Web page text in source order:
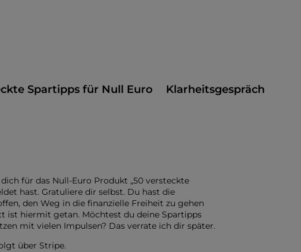
Spartipps für Null Euro Klarheitsgespräch
für das Null-Euro Produkt „50 versteckte
hast. Gratuliere dir selbst. Du hast die
den Weg in die finanzielle Freiheit zu gehen
ist hiermit getan. Möchtest du deine Spartipps
mit vielen Impulsen? Das verrate ich dir später.
über Stripe.